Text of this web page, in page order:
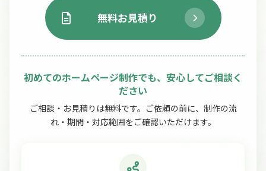
無料お見積り
初めてのホームページ制作でも、安心してご相談く
ださい
ご相談・お見積りは無料です。ご依頼の前に、制作の流
れ・期間・対応範囲をご確認いただけます。